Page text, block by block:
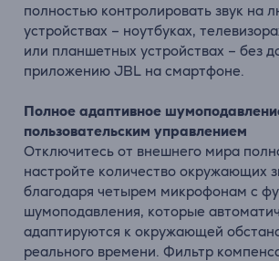
полностью контролировать звук на
устройствах – ноутбуках,
или планшетных устройствах – без
приложению JBL на смартфоне.
Полное адаптивное
пользовательским управлением
Отключитесь от внешнего мира
настройте количество окружающих
благодаря четырем микрофонам с
шумоподавления, которые
адаптируются к окружающей
реального времени. Фильтр